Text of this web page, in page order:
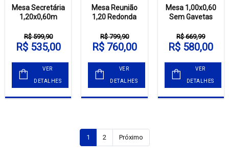
Mesa Secretária
1,20x0,60m
R$ 599,90
R$ 535,00
VER
DETALHES
Mesa Reunião
1,20 Redonda
R$ 799,90
R$ 760,00
VER
DETALHES
Mesa 1,00x0,60
Sem Gavetas
R$ 669,99
R$ 580,00
VER
DETALHES
1 2 Próximo